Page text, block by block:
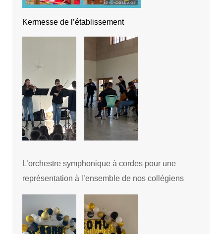
Kermesse de l’établissement
L’orchestre symphonique à cordes pour une
représentation à l’ensemble de nos collégiens